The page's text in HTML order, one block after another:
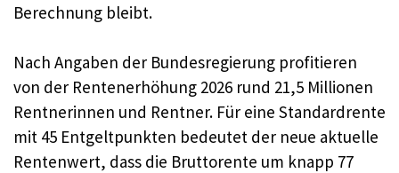
Berechnung bleibt.
Nach Angaben der Bundesregierung profitieren
von der Rentenerhöhung 2026 rund 21,5 Millionen
Rentnerinnen und Rentner. Für eine Standardrente
mit 45 Entgeltpunkten bedeutet der neue aktuelle
Rentenwert, dass die Bruttorente um knapp 77